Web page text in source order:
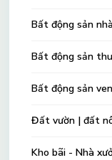
Bất động sản
Bất động sản
Bất động sản
Đất vườn | đất
Kho bãi - Nhà